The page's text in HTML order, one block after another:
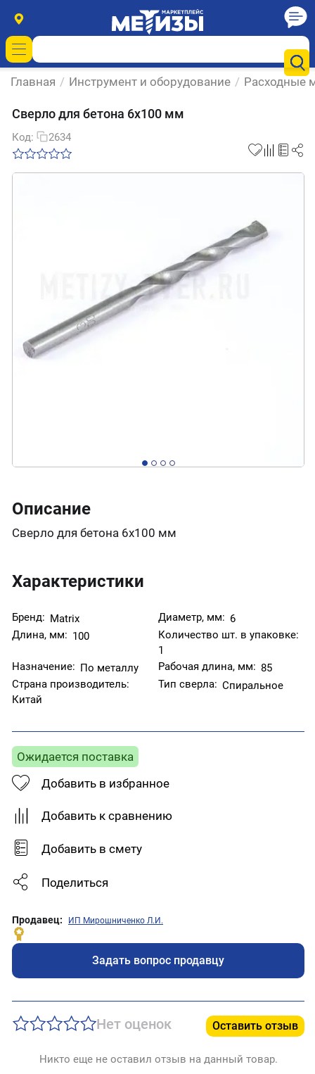
Главная / Инструмент и оборудование / Расходные
Сверло для бетона 6х100 мм
Код: 2634
Описание
Сверло для бетона 6х100 мм
Характеристики
Бренд: Matrix Диаметр, мм: 6
Длина, мм: 100
Количество шт. в упаковке:
1
Назначение: По металлу Рабочая длина, мм: 85
Страна производитель:
Китай
Тип сверла: Спиральное
Ожидается поставка
Добавить в избранное
Добавить к сравнению
Добавить в смету
Поделиться
Продавец: ИП Мирошниченко Л.И.
Задать вопрос продавцу
Нет оценок Оставить отзыв
Никто еще не оставил отзыв на данный товар.